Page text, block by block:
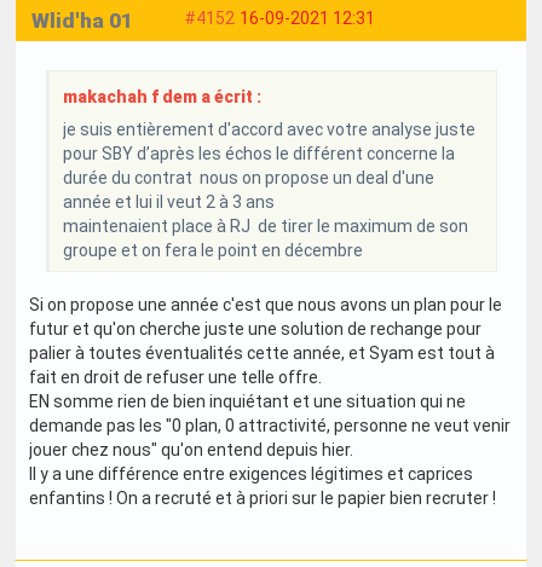
#4152 16-09-2021 12:31
Wlid'ha 01
makachah f dem a écrit :
je suis entièrement d'accord avec votre analyse juste
pour SBY d’après les échos le différent concerne la
durée du contrat nous on propose un deal d'une
année et lui il veut 2 à 3 ans
maintenaient place à RJ de tirer le maximum de son
groupe et on fera le point en décembre
Si on propose une année c'est que nous avons un plan pour le
futur et qu'on cherche juste une solution de rechange pour
palier à toutes éventualités cette année, et Syam est tout à
fait en droit de refuser une telle offre.
EN somme rien de bien inquiétant et une situation qui ne
demande pas les "0 plan, 0 attractivité, personne ne veut venir
jouer chez nous" qu'on entend depuis hier.
Il y a une différence entre exigences légitimes et caprices
enfantins ! On a recruté et à priori sur le papier bien recruter !